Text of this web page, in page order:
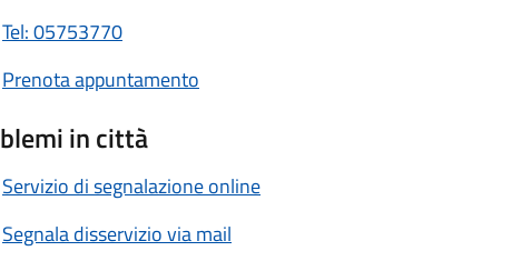
Tel: 05753770
Prenota appuntamento
in città
Servizio di segnalazione online
Segnala disservizio via mail